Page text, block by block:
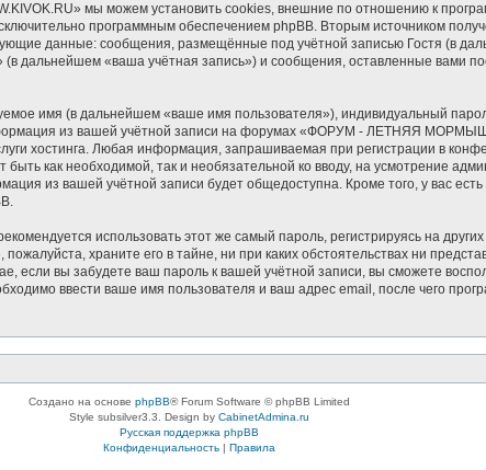
мы можем установить cookies, внешние по отношению к
программным обеспечением phpBB. Вторым источником
данные: сообщения, размещённые под учётной записью Гостя (в
«ваша учётная запись») и сообщения, оставленные вами
имя (в дальнейшем «ваше имя пользователя»), индивидуальный
из вашей учётной записи на форумах «ФОРУМ - ЛЕТНЯЯ
хостинга. Любая информация, запрашиваемая при регистрации в
быть как необходимой, так и необязательной ко вводу, на
из вашей учётной записи будет общедоступна. Кроме того, у вас есть
использовать этот же самый пароль, регистрируясь на
храните его в тайне, ни при каких обстоятельствах ни
если вы забудете ваш пароль к вашей учётной записи, вы сможете
ввести ваше имя пользователя и ваш адрес email, после чего
Создано на основе phpBB® Forum Software © phpBB Limited
Style subsilver3.3. Design by CabinetAdmina.ru
Русская поддержка phpBB
Конфиденциальность| Правила